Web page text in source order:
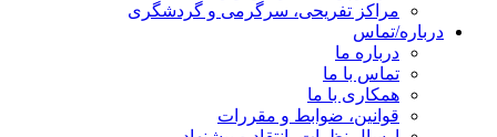
مراکز تفریحی، سرگرمی و گردشگری
درباره/تماس
درباره ما
تماس با ما
همکاری با ما
قوانین، ضوابط و مقررات